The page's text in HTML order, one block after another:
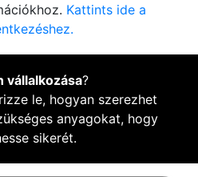
Kattints ide a
vállalkozása?
le, hogyan szerezhet
anyagokat, hogy
sikerét.